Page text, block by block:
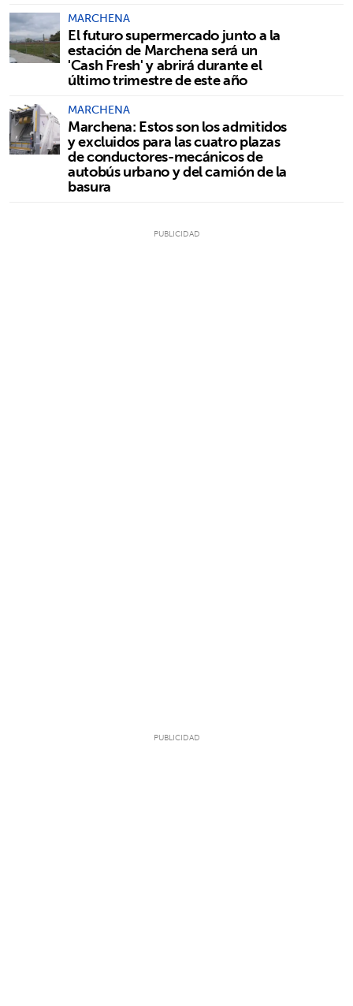
MARCHENA
El futuro supermercado junto a la
estación de Marchena será un
'Cash Fresh' y abrirá durante el
último trimestre de este año
MARCHENA
Marchena: Estos son los admitidos
y excluidos para las cuatro plazas
de conductores-mecánicos de
autobús urbano y del camión de la
basura